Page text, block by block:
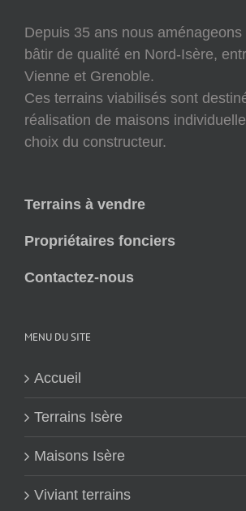
Depuis 35 ans nous
bâtir de qualité en Nord-Isère,
Vienne et Grenoble.
Ces terrains viabilisés sont
réalisation de maisons
choix du constructeur.
Terrains à vendre
Propriétaires fonciers
Contactez-nous
MENU DU SITE
Accueil
Terrains Isère
Maisons Isère
Viviant terrains